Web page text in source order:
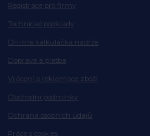
Registrace pro firmy
Technické podklady
On-line kalkulačka nádrže
Doprava a platba
Vrácení a reklamace zboží
Obchodní podmínky
Ochrana osobních údajů
Práce s cookies